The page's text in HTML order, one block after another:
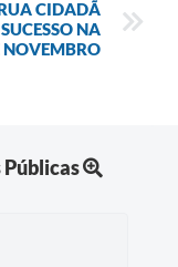
CIDADÃ
NA
NOVEMBRO
Públicas